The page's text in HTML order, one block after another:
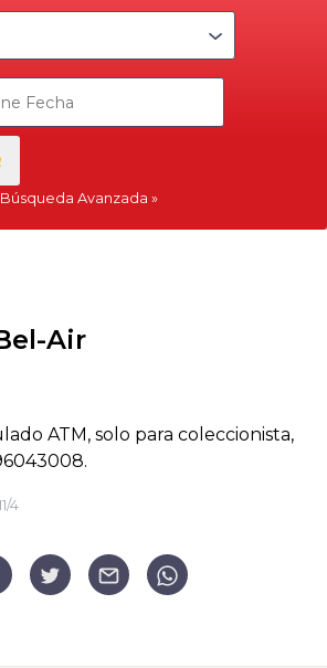
Búsqueda Avanzada
Air
ATM, solo para coleccionista,
4